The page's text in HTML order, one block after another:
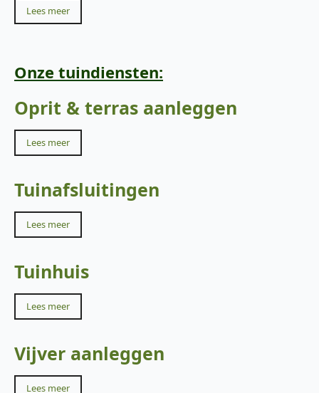
Lees meer
Onze tuindiensten:
Oprit & terras aanleggen
Lees meer
Tuinafsluitingen
Lees meer
Tuinhuis
Lees meer
Vijver aanleggen
Lees meer